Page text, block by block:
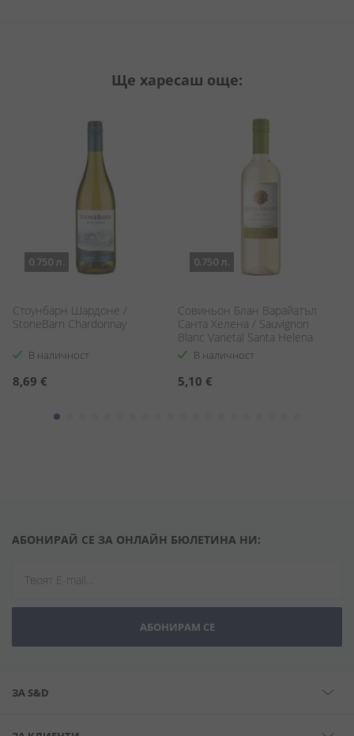
Ще харесаш още:
0.750 л.
Стоунбарн Шардоне /
StoneBarn Chardonnay
В наличност
8,69 €
0.750 л.
Совиньон Блан Варайатъл
Санта Хелена / Sauvignon
Blanc Varietal Santa Helena
В наличност
5,10 €
АБОНИРАЙ СЕ ЗА ОНЛАЙН БЮЛЕТИНА НИ:
АБОНИРАМ СЕ
ЗА S&D